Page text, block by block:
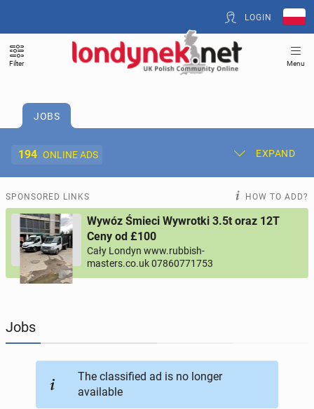
LOGIN
Filter Menu
JOBS
194 ONLINE ADS EXPAND
Post New Ad My Ads
Offer and Adverts Price
ACCOMMODATION
JOBSEEKERS
BUSINESS
SPONSORED LINKS HOW TO ADD?
Wywóz Śmieci Wywrotki 3.5t oraz 12T
Ceny od £100
Cały Londyn www.rubbish-
masters.co.uk 07860771753
Jobs
The classified ad is no longer
available